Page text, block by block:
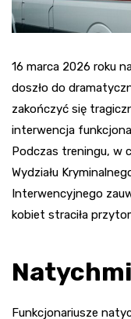
16 marca 2026 roku
doszło do
zakończyć się
interwencja
Podczas treningu, w
Wydziału
Interwencyjnego
kobiet straciła
Funkcjonariusze